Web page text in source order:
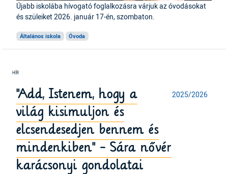
Újabb iskolába hívogató foglalkozásra várjuk az óvodásokat
és szüleiket 2026. január 17-én, szombaton.
Általános iskola Óvoda
2025/2026
"Add, Istenem, hogy a
világ kisimuljon és
elcsendesedjen bennem és
mindenkiben" - Sára nővér
karácsonyi gondolatai